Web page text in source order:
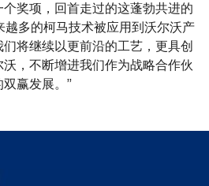
奖项，回首走过的这蓬勃共进的
越多的柯马技术被应用到沃尔沃产
将继续以更前沿的工艺，更具创
，不断增进我们作为战略合作伙
赢发展。”